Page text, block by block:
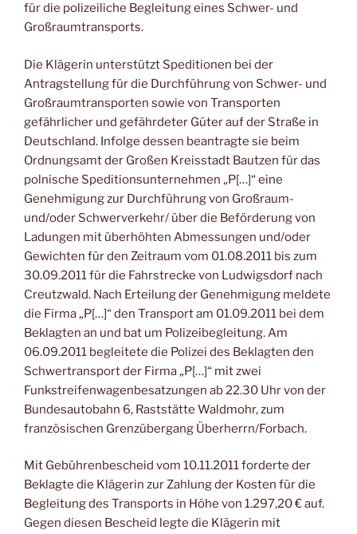
für die polizeiliche Begleitung eines Schwer- und
Großraumtransports.
Die Klägerin unterstützt Speditionen bei der
Antragstellung für die Durchführung von Schwer- und
Großraumtransporten sowie von Transporten
gefährlicher und gefährdeter Güter auf der Straße in
Deutschland. Infolge dessen beantragte sie beim
Ordnungsamt der Großen Kreisstadt Bautzen für das
polnische Speditionsunternehmen „P[…]“ eine
Genehmigung zur Durchführung von Großraum-
und/oder Schwerverkehr/ über die Beförderung von
Ladungen mit überhöhten Abmessungen und/oder
Gewichten für den Zeitraum vom 01.08.2011 bis zum
30.09.2011 für die Fahrstrecke von Ludwigsdorf nach
Creutzwald. Nach Erteilung der Genehmigung meldete
die Firma „P[…]“ den Transport am 01.09.2011 bei dem
Beklagten an und bat um Polizeibegleitung. Am
06.09.2011 begleitete die Polizei des Beklagten den
Schwertransport der Firma „P[…]“ mit zwei
Funkstreifenwagenbesatzungen ab 22.30 Uhr von der
Bundesautobahn 6, Raststätte Waldmohr, zum
französischen Grenzübergang Überherrn/Forbach.
Mit Gebührenbescheid vom 10.11.2011 forderte der
Beklagte die Klägerin zur Zahlung der Kosten für die
Begleitung des Transports in Höhe von 1.297,20 € auf.
Gegen diesen Bescheid legte die Klägerin mit